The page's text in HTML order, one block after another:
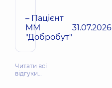
– Пацієнт
ММ
"Добробут"
31.07.2026
Читати всі
відгуки…